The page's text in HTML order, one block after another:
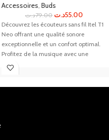
Accessoires, Buds
79.00د.ت 55.00د.ت
Découvrez les écouteurs sans fil Itel T1
Neo offrant une qualité sonore
exceptionnelle et un confort optimal.
Profitez de la musique avec une
grande liberté de mouvement et une